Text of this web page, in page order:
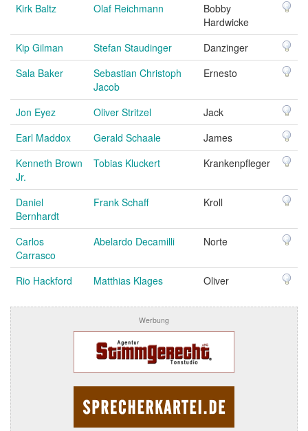
Kirk Baltz
Olaf Reichmann
Bobby
Hardwicke
Kip Gilman
Stefan Staudinger
Danzinger
Sala Baker
Sebastian Christoph
Jacob
Ernesto
Jon Eyez Oliver Stritzel
Jack
Earl Maddox
Gerald Schaale
James
Kenneth Brown
Jr.
Tobias Kluckert Krankenpfleger
Daniel
Bernhardt
Frank Schaff Kroll
Carlos
Carrasco
Abelardo Decamilli Norte
Rio Hackford Matthias Klages Oliver
Werbung